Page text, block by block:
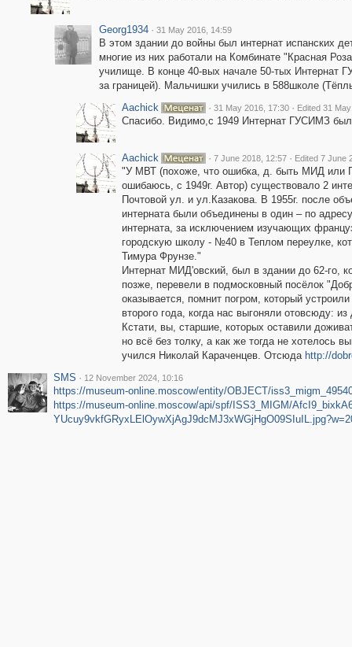
Georg1934 · 31 May 2016, 14:59
В этом здании до войны был интернат испанских
многие из них работали на Комбинате "Красная
училище. В конце 40-вых начале 50-тых Интернат
за границей). Мальчишки учились в 588школе
Aachick
· 31 May 2016, 17:30 · Edited 31
Спасибо. Видимо,с 1949 Интернат ГУСИМЗ
Aachick · 7 June 2018, 12:57 · Edited 7 June
"У МВТ (похоже, что ошибка, д. быть МИД или
ошибаюсь, с 1949г. Автор) существовало 2
Почтовой ул. и ул.Казакова. В 1955г. после
интерната были объединены в один – по
интерната, за исключением изучающих
городскую школу - №40 в Теплом переулке,
Тимура Фрунзе."
Интернат МИД'овский, был в здании до 62-го,
позже, перевели в подмосковный посёлок
оказывается, помнит погром, который
второго года, когда нас выгоняли отовсюду:
Кстати, вы, старшие, которых оставили
но всё без толку, а как же тогда не хотелось
учился Николай Караченцев. Отсюда http://
SMS · 12 November 2024, 10:16
https://museum-online.moscow/entity/OBJECT/
https://museum-online.moscow/api/spf/ISS3_MIGM/